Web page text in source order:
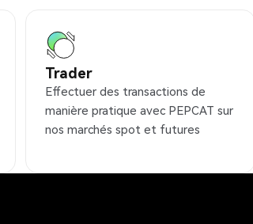
Trader
Effectuer des transactions de
manière pratique avec PEPCAT sur
nos marchés spot et futures